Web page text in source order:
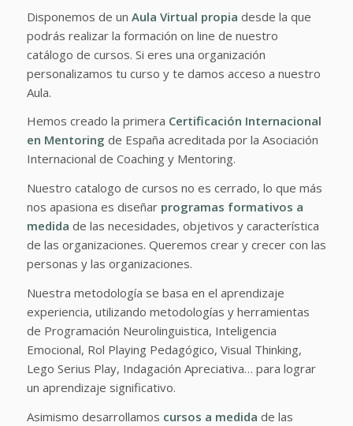
Disponemos de un Aula Virtual propia desde la que
podrás realizar la formación on line de nuestro
catálogo de cursos. Si eres una organización
personalizamos tu curso y te damos acceso a nuestro
Aula.
Hemos creado la primera Certificación Internacional
en Mentoring de España acreditada por la Asociación
Internacional de Coaching y Mentoring.
Nuestro catalogo de cursos no es cerrado, lo que más
nos apasiona es diseñar programas formativos a
medida de las necesidades, objetivos y característica
de las organizaciones. Queremos crear y crecer con las
personas y las organizaciones.
Nuestra metodología se basa en el aprendizaje
experiencia, utilizando metodologías y herramientas
de Programación Neurolinguistica, Inteligencia
Emocional, Rol Playing Pedagógico, Visual Thinking,
Lego Serius Play, Indagación Apreciativa… para lograr
un aprendizaje significativo.
Asimismo desarrollamos cursos a medida de las